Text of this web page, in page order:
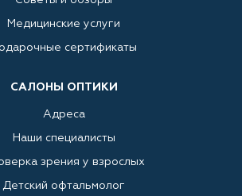
Медицинские услуги
сертификаты
САЛОНЫ ОПТИКИ
Адреса
Наши специалисты
зрения у взрослых
Детский офтальмолог